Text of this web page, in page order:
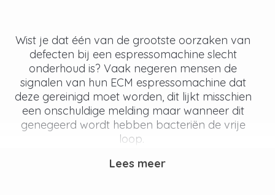
Wist je dat één van de grootste oorzaken van
defecten bij een espressomachine slecht
onderhoud is? Vaak negeren mensen de
signalen van hun ECM espressomachine dat
deze gereinigd moet worden, dit lijkt misschien
een onschuldige melding maar wanneer dit
genegeerd wordt hebben bacteriën de vrije
loop.
Wat is het nut van reinigen?
Lees meer